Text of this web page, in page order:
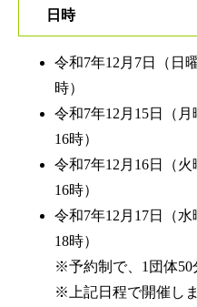
日時
令和7年12月7日（日
時）
令和7年12月15日（
16時）
令和7年12月16日（
16時）
令和7年12月17日（
18時）
※予約制で、1団体50
※上記日程で開催し